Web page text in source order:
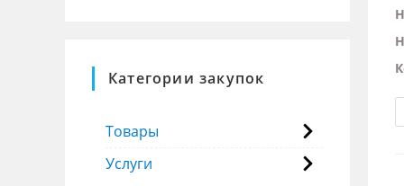
Категории закупок
Товары
Услуги